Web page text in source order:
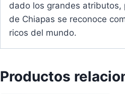
dado los grandes atributos,
de Chiapas se reconoce
ricos del mundo.
Productos